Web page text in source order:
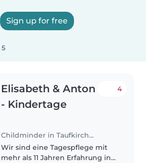
Sign up for free
Elisabeth & Anton
- Kindertage
Childminder in Taufkirchen
4
Wir sind eine Tagespflege mit
mehr als 11 Jahren Erfahrung in